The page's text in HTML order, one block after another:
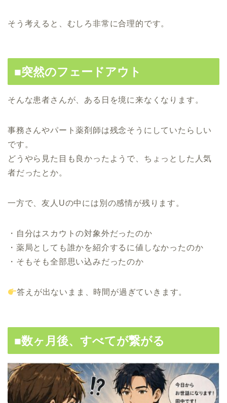
そう考えると、むしろ非常に合理的です。
■突然のフェードアウト
そんな患者さんが、ある日を境に来なくなります。
事務さんやパート薬剤師は残念そうにしていたらしい
です。
どうやら見た目も良かったようで、ちょっとした人気
者だったとか。
一方で、友人Uの中には別の感情が残ります。
・自分はスカウトの対象外だったのか
・薬局としても誰かを紹介するに値しなかったのか
・そもそも全部思い込みだったのか
答えが出ないまま、時間が過ぎていきます。
■数ヶ月後、すべてが繋がる